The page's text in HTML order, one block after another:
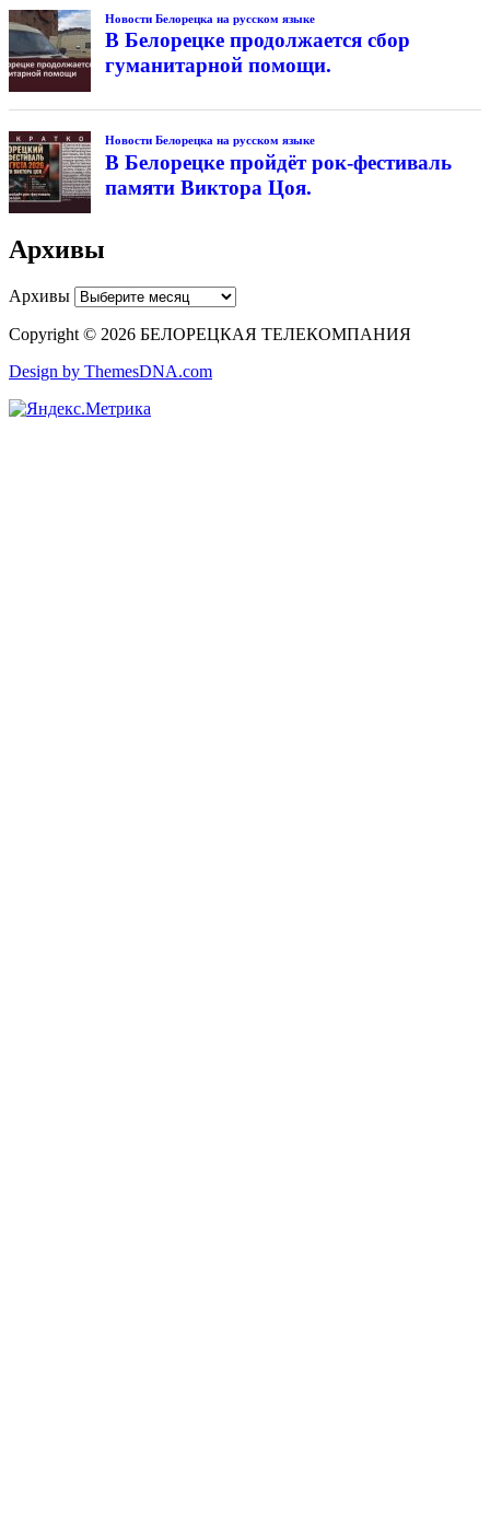
Новости Белорецка на русском языке
В Белорецке продолжается сбор
гуманитарной помощи.
Новости Белорецка на русском языке
В Белорецке пройдёт рок-фестиваль
памяти Виктора Цоя.
Архивы
Архивы
Copyright © 2026 БЕЛОРЕЦКАЯ ТЕЛЕКОМПАНИЯ
Design by ThemesDNA.com